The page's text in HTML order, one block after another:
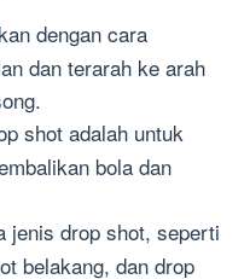
dengan cara
dan terarah ke arah
shot adalah untuk
bola dan
jenis drop shot, seperti
belakang, dan drop